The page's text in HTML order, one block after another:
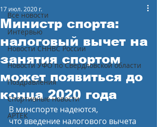
Все новости
Интервью
Новости СННВС России
Новости УФО по Свердловской области
Поздравления
Спортивные новости
АРТЕК
Министр спорта:
налоговый вычет на
занятия спортом
может появиться до
конца 2020 года
17 июл. 2020 г.
В минспорте надеются,
что введение налогового вычета